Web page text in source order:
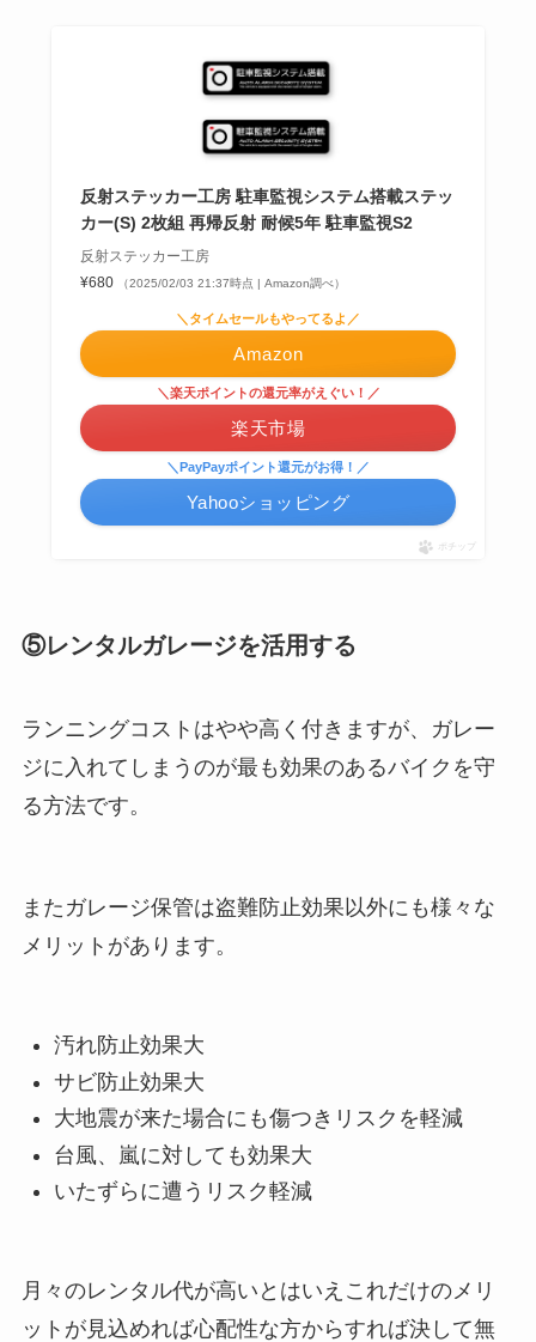
反射ステッカー工房 駐車監視システム搭載ステッ
カー(S) 2枚組 再帰反射 耐候5年 駐車監視S2
反射ステッカー工房
¥680
（2025/02/03 21:37時点 | Amazon調べ）
＼タイムセールもやってるよ／
Amazon
＼楽天ポイントの還元率がえぐい！／
楽天市場
＼PayPayポイント還元がお得！／
Yahooショッピング
ポチップ
⑤レンタルガレージを活用する
ランニングコストはやや高く付きますが、ガレー
ジに入れてしまうのが最も効果のあるバイクを守
る方法です。
またガレージ保管は盗難防止効果以外にも様々な
メリットがあります。
汚れ防止効果大
サビ防止効果大
大地震が来た場合にも傷つきリスクを軽減
台風、嵐に対しても効果大
いたずらに遭うリスク軽減
月々のレンタル代が高いとはいえこれだけのメリ
ットが見込めれば心配性な方からすれば決して無